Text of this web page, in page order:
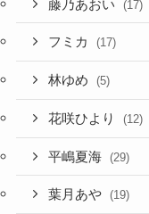
藤乃あおい (17)
フミカ (17)
林ゆめ (5)
花咲ひより (12)
平嶋夏海 (29)
葉月あや (19)